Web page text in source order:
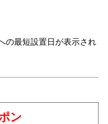
の最短設置日が表示され
ン